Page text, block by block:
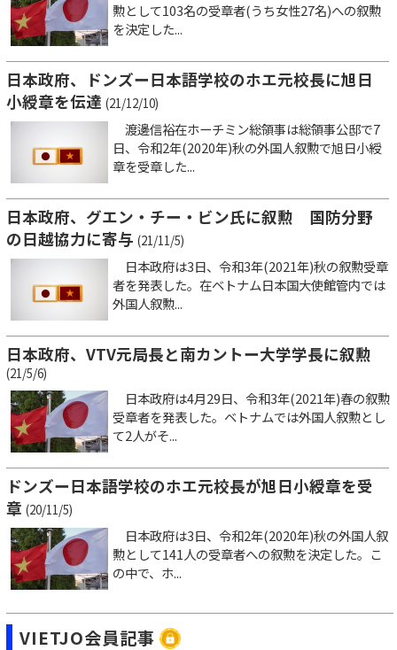
勲として103名の受章者(うち女性27名)への叙勲
を決定した...
日本政府、ドンズー日本語学校のホエ元校長に旭日
小綬章を伝達 (21/12/10)
渡邊信裕在ホーチミン総領事は総領事公邸で7
日、令和2年(2020年)秋の外国人叙勲で旭日小綬
章を受章した...
日本政府、グエン・チー・ビン氏に叙勲 国防分野
の日越協力に寄与 (21/11/5)
日本政府は3日、令和3年(2021年)秋の叙勲受章
者を発表した。在ベトナム日本国大使館管内では
外国人叙勲...
日本政府、VTV元局長と南カントー大学学長に叙勲
(21/5/6)
日本政府は4月29日、令和3年(2021年)春の叙勲
受章者を発表した。ベトナムでは外国人叙勲とし
て2人がそ...
ドンズー日本語学校のホエ元校長が旭日小綬章を受
章 (20/11/5)
日本政府は3日、令和2年(2020年)秋の外国人叙
勲として141人の受章者への叙勲を決定した。こ
の中で、ホ...
VIETJO会員記事